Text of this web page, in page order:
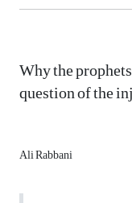
Why the
question of the
Ali Rabbani